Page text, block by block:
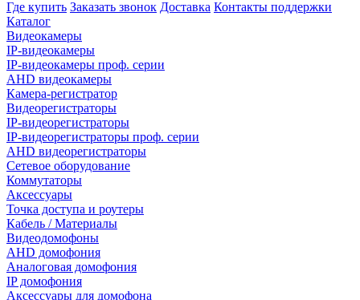
Где купить Заказать звонок Доставка Контакты поддержки
Каталог
Видеокамеры
IP-видеокамеры
IP-видеокамеры проф. серии
AHD видеокамеры
Камера-регистратор
Видеорегистраторы
IP-видеорегистраторы
IP-видеорегистраторы проф. серии
AHD видеорегистраторы
Сетевое оборудование
Коммутаторы
Аксессуары
Точка доступа и роутеры
Кабель / Материалы
Видеодомофоны
AHD домофония
Аналоговая домофония
IP домофония
Аксессуары для домофона